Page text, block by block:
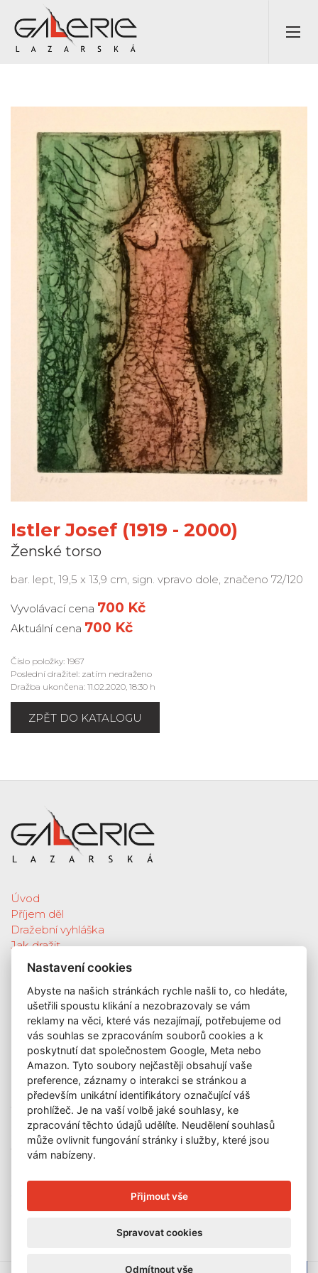
Istler Josef (1919 - 2000)
Ženské torso
bar. lept, 19,5 x 13,9 cm, sign. vpravo dole, značeno 72/120
Vyvolávací cena 700 Kč
Aktuální cena 700 Kč
Číslo položky: 1967
Poslední dražitel: zatím nedraženo
Dražba ukončena: 11.02.2020, 18:30 h
ZPĚT DO KATALOGU
Úvod
Příjem děl
Dražební vyhláška
Jak dražit
Galerie
Katalog vydražených děl
O nás
GDPR
Kontakt
KONTAKT
GALERIE LAZARSKÁ
Lazarská 7
110 00 Praha 1
E-mail:
info@galerielazarska.cz
Telefon:
+420 222 523 739
OTEVÍRACÍ DOBA
Nastavení cookies
Abyste na našich stránkách rychle našli to, co hledáte,
ušetřili spoustu klikání a nezobrazovaly se vám
reklamy na věci, které vás nezajímají, potřebujeme od
vás souhlas se zpracováním souborů cookies a k
poskytnutí dat společnostem Google, Meta nebo
Amazon. Tyto soubory nejčastěji obsahují vaše
preference, záznamy o interakci se stránkou a
především unikátní identifikátory označující váš
prohlížeč. Je na vaší volbě jaké souhlasy, ke
zpracování těchto údajů udělíte. Neudělení souhlasů
může ovlivnit fungování stránky i služby, které jsou
vám nabízeny.
Přijmout vše
Spravovat cookies
Odmítnout vše